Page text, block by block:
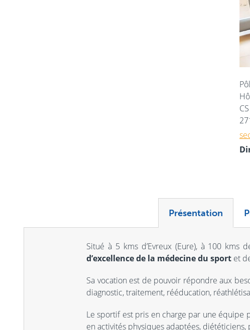
Présentation
Situé à 5 kms d’Evreux (Eure), à 100
d’excellence de la médecine du sport et
Sa vocation est de pouvoir répondre aux
diagnostic, traitement, rééducation,
Le sportif est pris en charge par une équipe
en activités physiques adaptées, diététiciens,